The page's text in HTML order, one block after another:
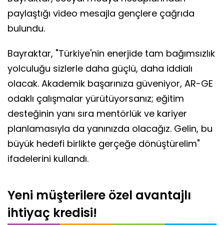
paylaştığı video mesajla gençlere çağrıda
bulundu.
Bayraktar, "Türkiye'nin enerjide tam bağımsızlık
yolculuğu sizlerle daha güçlü, daha iddialı
olacak. Akademik başarınıza güveniyor, AR-GE
odaklı çalışmalar yürütüyorsanız; eğitim
desteğinin yanı sıra mentörlük ve kariyer
planlamasıyla da yanınızda olacağız. Gelin, bu
büyük hedefi birlikte gerçeğe dönüştürelim"
ifadelerini kullandı.
Yeni müşterilere özel avantajlı
ihtiyaç kredisi!